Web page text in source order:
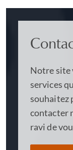
Notre site
services
souhaitez
contacter
ravi de